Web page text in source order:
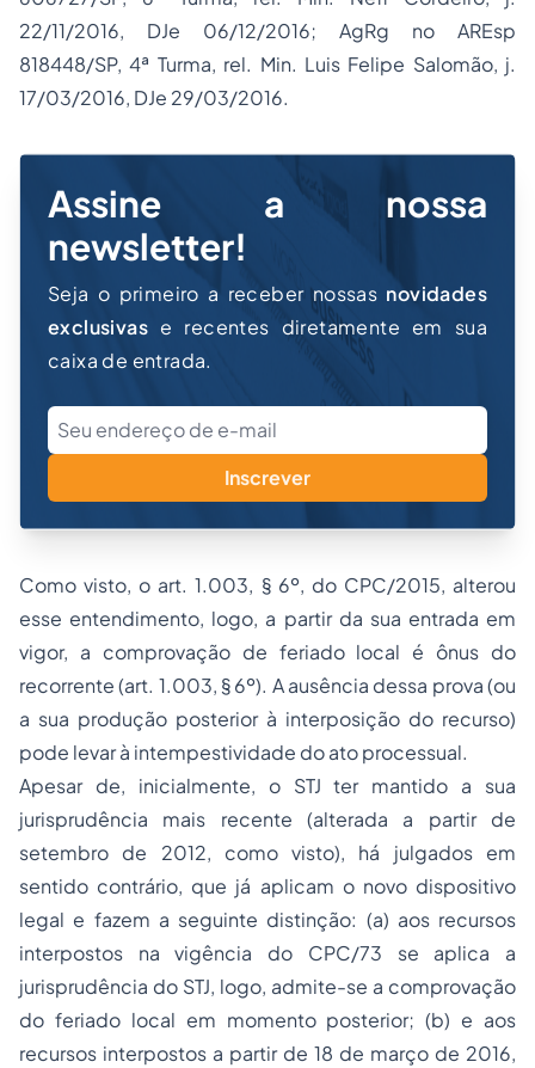
22/11/2016, DJe 06/12/2016; AgRg no AREsp
818448/SP, 4ª Turma, rel. Min. Luis Felipe Salomão, j.
17/03/2016, DJe 29/03/2016.
Assine a nossa
newsletter!
Seja o primeiro a receber nossas novidades
exclusivas e recentes diretamente em sua
caixa de entrada.
Inscrever
Como visto, o art. 1.003, § 6º, do CPC/2015, alterou
esse entendimento, logo, a partir da sua entrada em
vigor, a comprovação de feriado local é ônus do
recorrente (art. 1.003, § 6º). A ausência dessa prova (ou
a sua produção posterior à interposição do recurso)
pode levar à intempestividade do ato processual.
Apesar de, inicialmente, o STJ ter mantido a sua
jurisprudência mais recente (alterada a partir de
setembro de 2012, como visto), há julgados em
sentido contrário, que já aplicam o novo dispositivo
legal e fazem a seguinte distinção: (a) aos recursos
interpostos na vigência do CPC/73 se aplica a
jurisprudência do STJ, logo, admite-se a comprovação
do feriado local em momento posterior; (b) e aos
recursos interpostos a partir de 18 de março de 2016,